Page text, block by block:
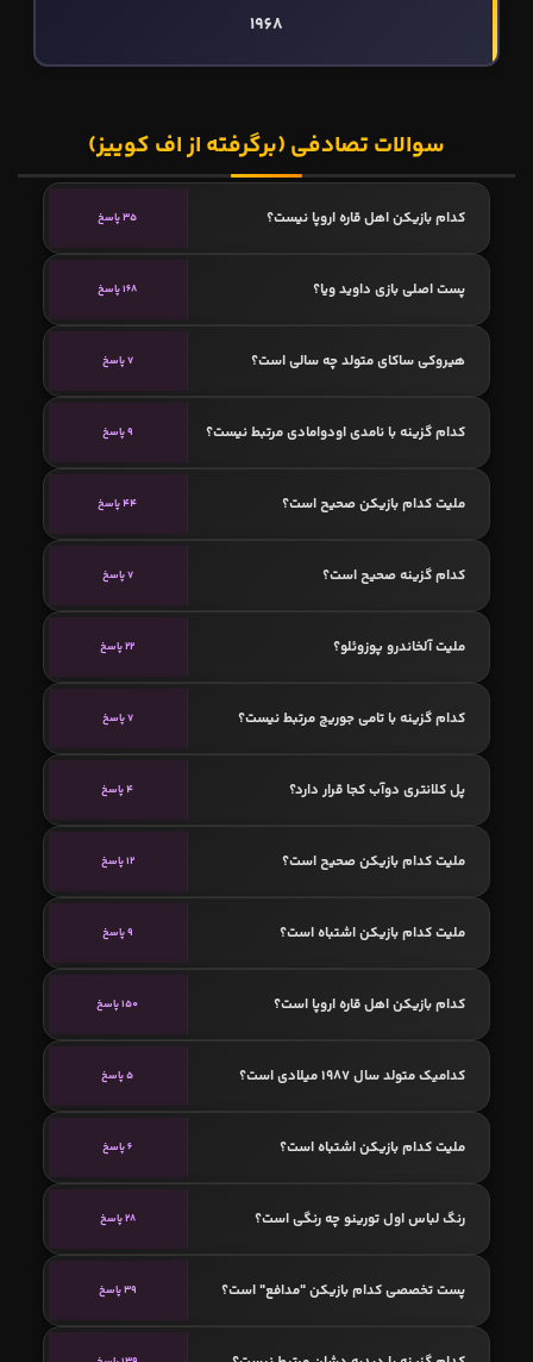
1968
سوالات تصادفی (برگرفته از اف کوییز)
کدام بازیکن اهل قاره اروپا نیست؟ 35 پاسخ
پست اصلی بازی داوید ویا؟ 168 پاسخ
هیروکی ساکای متولد چه سالی است؟ 7 پاسخ
کدام گزینه با نامدی اودوامادی مرتبط نیست؟ 9 پاسخ
ملیت کدام بازیکن صحیح است؟ 44 پاسخ
کدام گزینه صحیح است؟ 7 پاسخ
ملیت آلخاندرو پوزوئلو؟ 22 پاسخ
کدام گزینه با تامی جوریچ مرتبط نیست؟ 7 پاسخ
پل کلانتری دوآب کجا قرار دارد؟ 4 پاسخ
ملیت کدام بازیکن صحیح است؟ 12 پاسخ
ملیت کدام بازیکن اشتباه است؟ 9 پاسخ
کدام بازیکن اهل قاره اروپا است؟ 150 پاسخ
کدامیک متولد سال 1987 میلادی است؟ 5 پاسخ
ملیت کدام بازیکن اشتباه است؟ 6 پاسخ
رنگ لباس اول تورینو چه رنگی است؟ 28 پاسخ
پست تخصصی کدام بازیکن "مدافع" است؟ 39 پاسخ